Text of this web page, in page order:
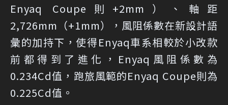
Enyaq Coupe則+2mm）、軸距
2,726mm（+1mm），風阻係數在新設計語
彙的加持下，使得Enyaq車系相較於小改款
前都得到了進化，Enyaq風阻係數為
0.234Cd值，跑旅風範的Enyaq Coupe則為
0.225Cd值。